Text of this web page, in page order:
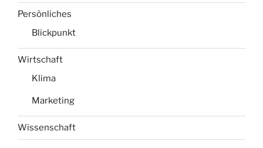
Persönliches
Blickpunkt
Wirtschaft
Klima
Marketing
Wissenschaft